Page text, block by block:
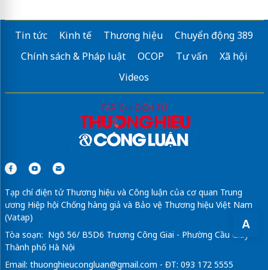
A
Tin tức Kinh tế Thương hiệu
Chuyển động 389
Chính sách & Pháp luật
OCOP Tư vấn
Xã hội
Videos
Tạp chí điện tử Thương hiệu và Công luận của cơ quan Trung
ương Hiệp hội Chống hàng giả và Bảo vệ Thương hiệu Việt Nam
(Vatap)
Tòa soạn: Ngõ 56/ B5D6 Trương Công Giai - Phường Cầu Giấy -
Thành phố Hà Nội
Email: thuonghieucongluan@gmail.com - ĐT: 093 172 5555